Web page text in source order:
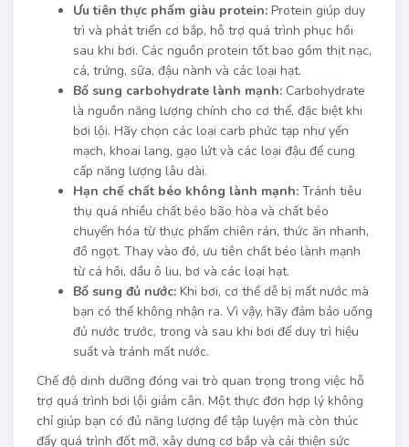
Ưu tiên thực phẩm giàu protein: Protein giúp duy
trì và phát triển cơ bắp, hỗ trợ quá trình phục hồi
sau khi bơi. Các nguồn protein tốt bao gồm thịt nạc,
cá, trứng, sữa, đậu nành và các loại hạt.
Bổ sung carbohydrate lành mạnh: Carbohydrate
là nguồn năng lượng chính cho cơ thể, đặc biệt khi
bơi lội. Hãy chọn các loại carb phức tạp như yến
mạch, khoai lang, gạo lứt và các loại đậu để cung
cấp năng lượng lâu dài.
Hạn chế chất béo không lành mạnh: Tránh tiêu
thụ quá nhiều chất béo bão hòa và chất béo
chuyển hóa từ thực phẩm chiên rán, thức ăn nhanh,
đồ ngọt. Thay vào đó, ưu tiên chất béo lành mạnh
từ cá hồi, dầu ô liu, bơ và các loại hạt.
Bổ sung đủ nước: Khi bơi, cơ thể dễ bị mất nước mà
bạn có thể không nhận ra. Vì vậy, hãy đảm bảo uống
đủ nước trước, trong và sau khi bơi để duy trì hiệu
suất và tránh mất nước.
Chế độ dinh dưỡng đóng vai trò quan trọng trong việc hỗ
trợ quá trình bơi lội giảm cân. Một thực đơn hợp lý không
chỉ giúp bạn có đủ năng lượng để tập luyện mà còn thúc
đẩy quá trình đốt mỡ, xây dựng cơ bắp và cải thiện sức